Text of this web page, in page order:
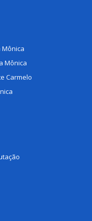
Mônica
Mônica
Carmelo